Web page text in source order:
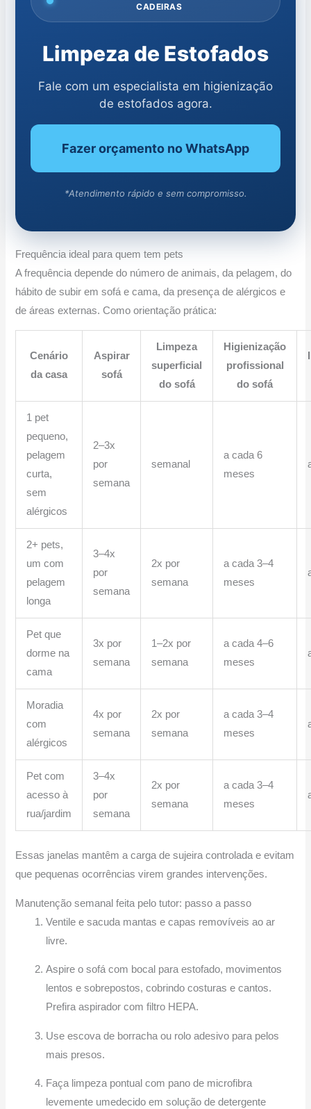
CADEIRAS
Limpeza de Estofados
Fale com um especialista em higienização
de estofados agora.
Fazer orçamento no WhatsApp
*Atendimento rápido e sem compromisso.
Frequência ideal para quem tem pets
A frequência depende do número de animais, da pelagem, do
hábito de subir em sofá e cama, da presença de alérgicos e
de áreas externas. Como orientação prática:
Cenário
da casa
Aspirar
sofá
Limpeza
superficial
do sofá
Higienização
profissional
do sofá
1 pet
pequeno,
pelagem
curta,
sem
alérgicos
2–3x
por
semana
semanal
a cada 6
meses
2+ pets,
um com
pelagem
longa
3–4x
por
semana
2x por
semana
a cada 3–4
meses
Pet que
dorme na
cama
3x por
semana
1–2x por
semana
a cada 4–6
meses
Moradia
com
alérgicos
4x por
semana
2x por
semana
a cada 3–4
meses
Pet com
acesso à
rua/jardim
3–4x
por
semana
2x por
semana
a cada 3–4
meses
Essas janelas mantêm a carga de sujeira controlada e evitam
que pequenas ocorrências virem grandes intervenções.
Manutenção semanal feita pelo tutor: passo a passo
Ventile e sacuda mantas e capas removíveis ao ar
livre.
Aspire o sofá com bocal para estofado, movimentos
lentos e sobrepostos, cobrindo costuras e cantos.
Prefira aspirador com filtro HEPA.
Use escova de borracha ou rolo adesivo para pelos
mais presos.
Faça limpeza pontual com pano de microfibra
levemente umedecido em solução de detergente